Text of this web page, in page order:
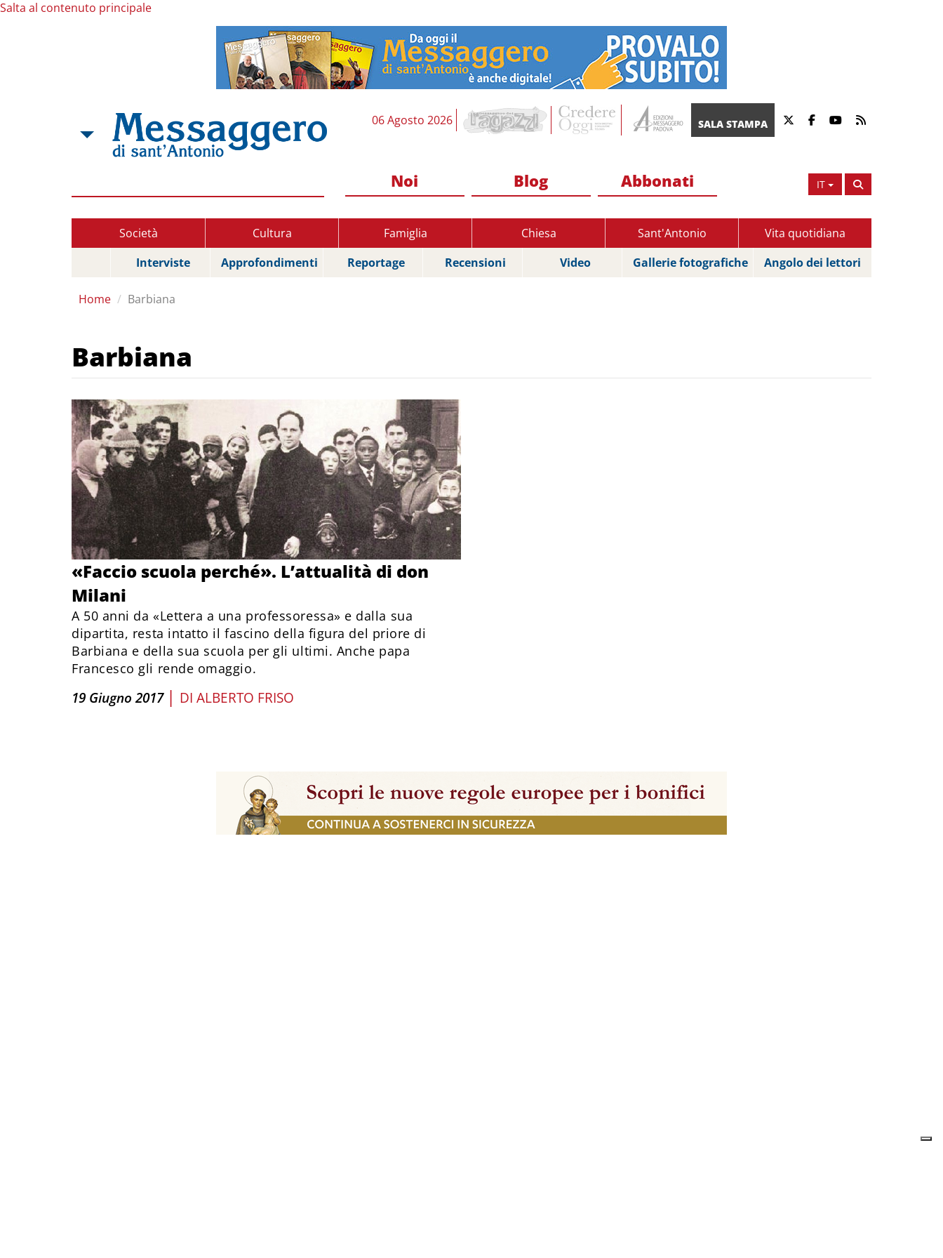
Salta al contenuto principale
06 Agosto 2026 SALA STAMPA
IT
Noi Blog Abbonati
Società Cultura Famiglia Chiesa Sant'Antonio
Vita quotidiana
Interviste
Approfondimenti Reportage Recensioni Video Gallerie fotografiche Angolo dei lettori
Home Barbiana
Barbiana
«Faccio scuola perché». L’attualità di don
Milani
A 50 anni da «Lettera a una professoressa» e dalla sua
dipartita, resta intatto il fascino della figura del priore di
Barbiana e della sua scuola per gli ultimi. Anche papa
Francesco gli rende omaggio.
19 Giugno 2017 | DI ALBERTO FRISO